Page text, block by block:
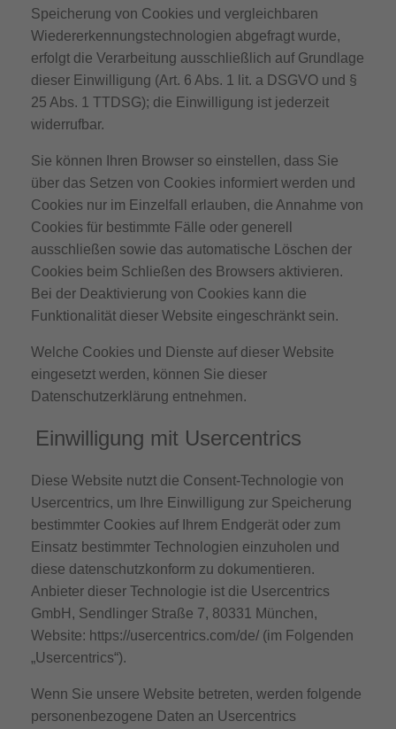
Speicherung von Cookies und vergleichbaren
Wiedererkennungstechnologien abgefragt wurde,
erfolgt die Verarbeitung ausschließlich auf Grundlage
dieser Einwilligung (Art. 6 Abs. 1 lit. a DSGVO und §
25 Abs. 1 TTDSG); die Einwilligung ist jederzeit
widerrufbar.
Sie können Ihren Browser so einstellen, dass Sie
über das Setzen von Cookies informiert werden und
Cookies nur im Einzelfall erlauben, die Annahme von
Cookies für bestimmte Fälle oder generell
ausschließen sowie das automatische Löschen der
Cookies beim Schließen des Browsers aktivieren.
Bei der Deaktivierung von Cookies kann die
Funktionalität dieser Website eingeschränkt sein.
Welche Cookies und Dienste auf dieser Website
eingesetzt werden, können Sie dieser
Datenschutzerklärung entnehmen.
Einwilligung mit Usercentrics
Diese Website nutzt die Consent-Technologie von
Usercentrics, um Ihre Einwilligung zur Speicherung
bestimmter Cookies auf Ihrem Endgerät oder zum
Einsatz bestimmter Technologien einzuholen und
diese datenschutzkonform zu dokumentieren.
Anbieter dieser Technologie ist die Usercentrics
GmbH, Sendlinger Straße 7, 80331 München,
Website: https://usercentrics.com/de/ (im Folgenden
„Usercentrics“).
Wenn Sie unsere Website betreten, werden folgende
personenbezogene Daten an Usercentrics